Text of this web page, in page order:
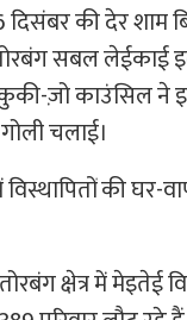
की देर
सबल लेईकाई
ज़ो काउंसिल ने
चलाई।
की घर-
क्षेत्र में मेइतेई